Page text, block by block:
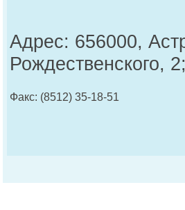
Адрес: 656000,
Рождественского, 2;
Факс: (8512) 35-18-51